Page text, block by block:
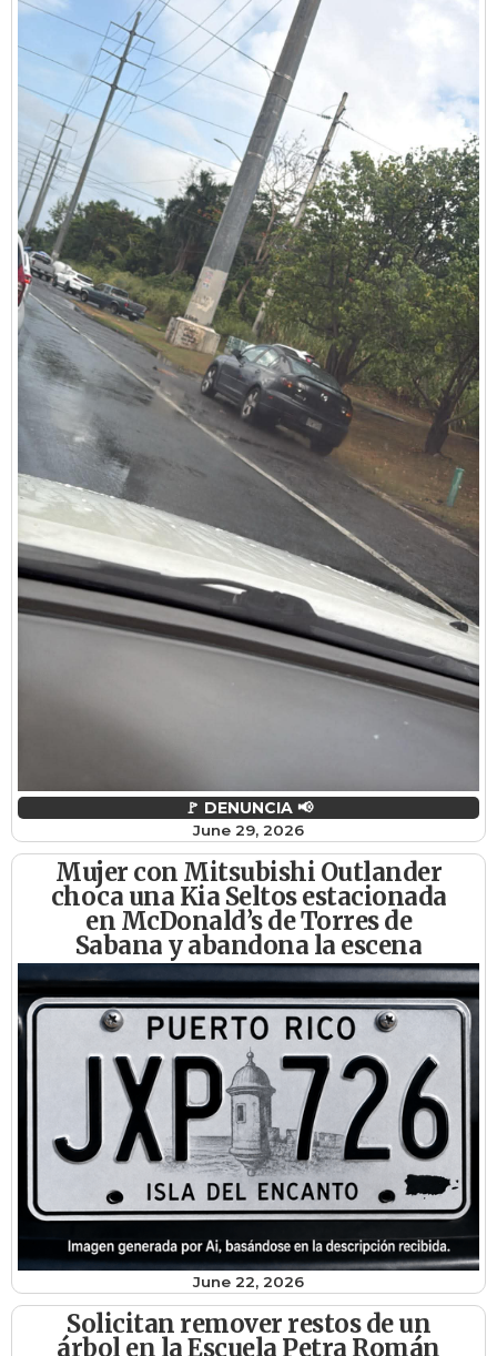
🚩 DENUNCIA 📢
June 29, 2026
Mujer con Mitsubishi Outlander
choca una Kia Seltos estacionada
en McDonald’s de Torres de
Sabana y abandona la escena
June 22, 2026
Solicitan remover restos de un
árbol en la Escuela Petra Román